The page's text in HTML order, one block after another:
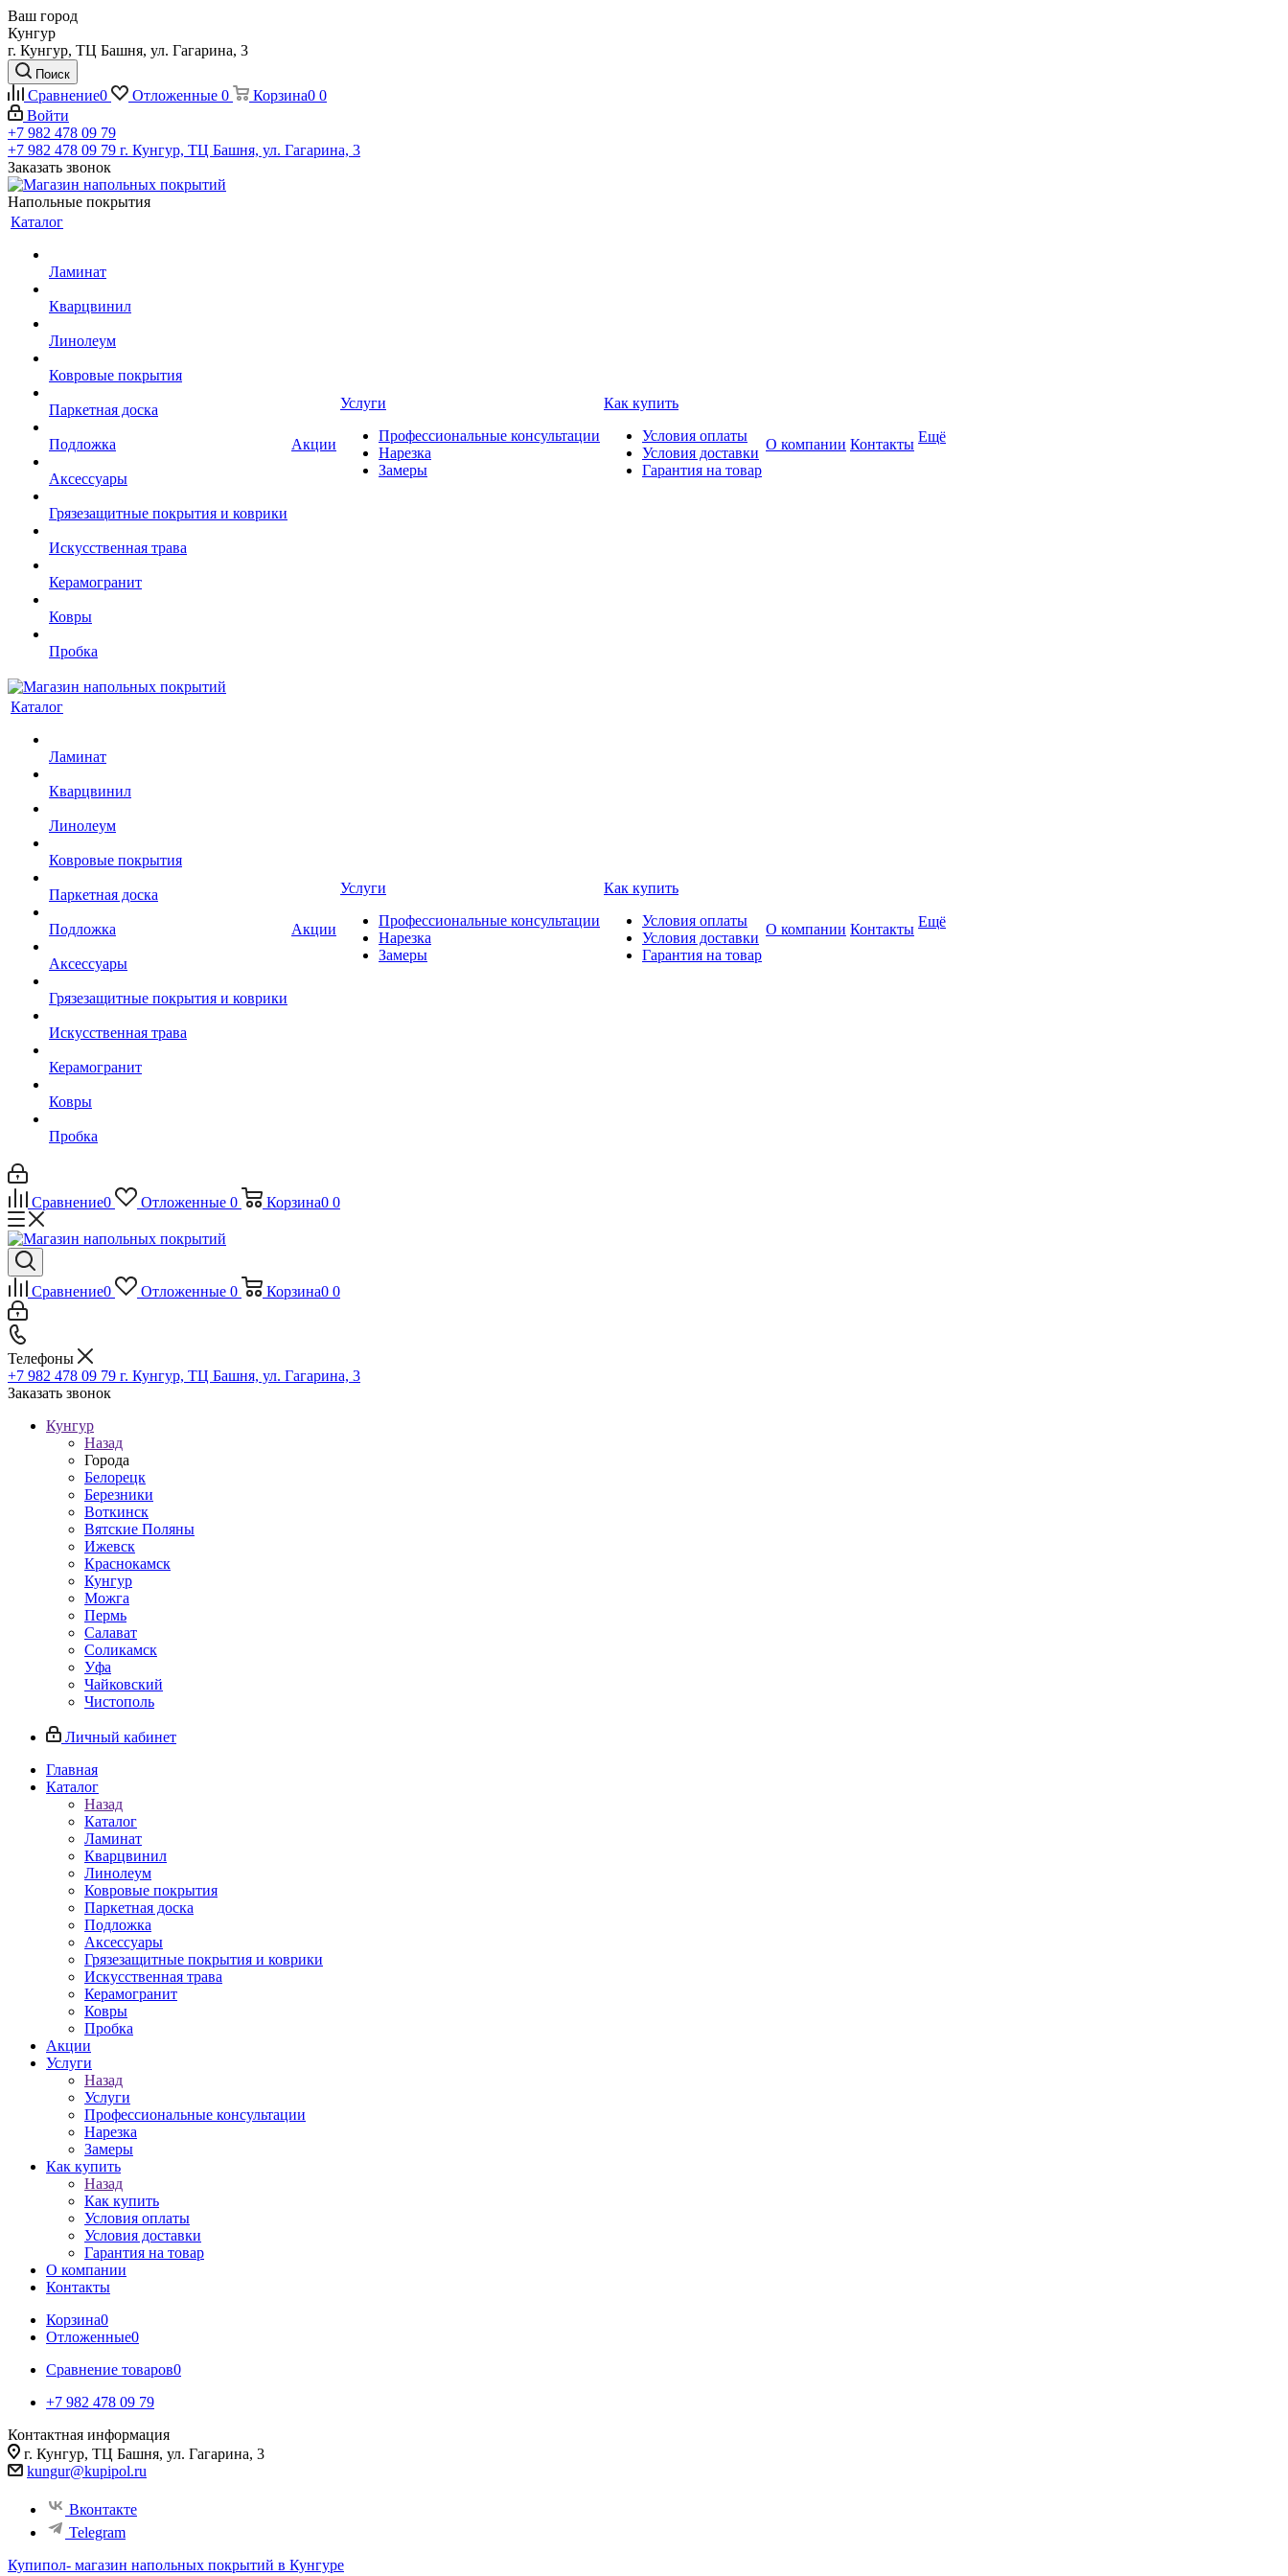
Ваш город
Кунгур
г. Кунгур, ТЦ Башня, ул. Гагарина, 3
Поиск
Сравнение0 Отложенные 0 Корзина0 0
Войти
+7 982 478 09 79
+7 982 478 09 79 г. Кунгур, ТЦ Башня, ул. Гагарина, 3
Заказать звонок
Напольные покрытия
Каталог
Ламинат
Кварцвинил
Линолеум
Ковровые покрытия
Паркетная доска
Подложка
Аксессуары
Грязезащитные покрытия и коврики
Искусственная трава
Керамогранит
Ковры
Пробка
Акции
Услуги
Профессиональные консультации
Нарезка
Замеры
Как купить
Условия оплаты
Условия доставки
Гарантия на товар
О компании Контакты Ещё
Каталог
Ламинат
Кварцвинил
Линолеум
Ковровые покрытия
Паркетная доска
Подложка
Аксессуары
Грязезащитные покрытия и коврики
Искусственная трава
Керамогранит
Ковры
Пробка
Акции
Услуги
Профессиональные консультации
Нарезка
Замеры
Как купить
Условия оплаты
Условия доставки
Гарантия на товар
О компании Контакты Ещё
Сравнение0 Отложенные 0 Корзина0 0
Сравнение0 Отложенные 0 Корзина0 0
Телефоны
+7 982 478 09 79 г. Кунгур, ТЦ Башня, ул. Гагарина, 3
Заказать звонок
Кунгур
Назад
Города
Белорецк
Березники
Воткинск
Вятские Поляны
Ижевск
Краснокамск
Кунгур
Можга
Пермь
Салават
Соликамск
Уфа
Чайковский
Чистополь
Личный кабинет
Главная
Каталог
Назад
Каталог
Ламинат
Кварцвинил
Линолеум
Ковровые покрытия
Паркетная доска
Подложка
Аксессуары
Грязезащитные покрытия и коврики
Искусственная трава
Керамогранит
Ковры
Пробка
Акции
Услуги
Назад
Услуги
Профессиональные консультации
Нарезка
Замеры
Как купить
Назад
Как купить
Условия оплаты
Условия доставки
Гарантия на товар
О компании
Контакты
Корзина0
Отложенные0
Сравнение товаров0
+7 982 478 09 79
Контактная информация
г. Кунгур, ТЦ Башня, ул. Гагарина, 3
kungur@kupipol.ru
Вконтакте
Telegram
Купипол- магазин напольных покрытий в Кунгуре